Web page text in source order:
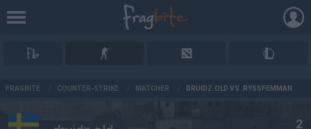
FRAGBITE COUNTER-STRIKE MATCHER DRUIDZ.OLD VS. RYSSFEMMAN
2